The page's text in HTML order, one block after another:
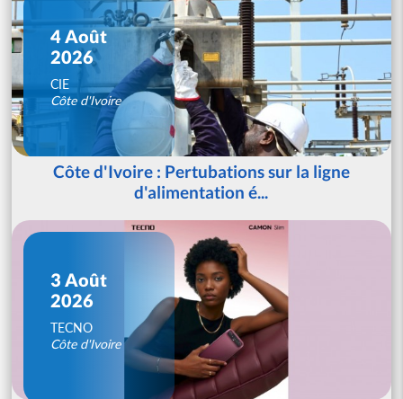
4 Août
2026
CIE
Côte d'Ivoire
Côte d'Ivoire : Pertubations sur la ligne
d'alimentation é...
3 Août
2026
TECNO
Côte d'Ivoire